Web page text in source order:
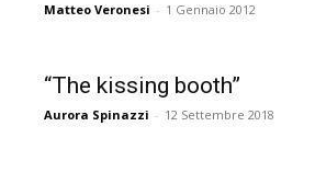
Matteo Veronesi - 1 Gennaio 2012
“The kissing booth”
Aurora Spinazzi - 12 Settembre 2018